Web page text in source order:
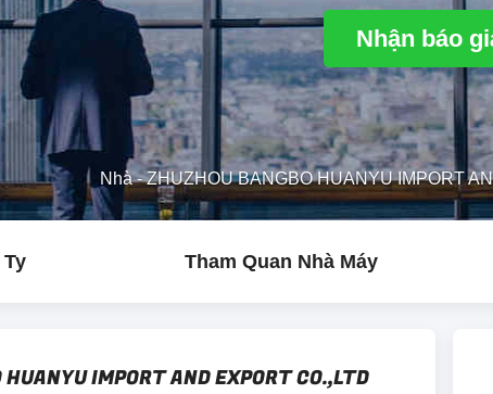
Nhận báo
Nhà-ZHUZHOU BANGBO HUANYU IMPORT
Tham Quan Nhà Máy
IMPORT AND EXPORT CO.,LTD